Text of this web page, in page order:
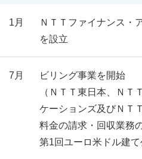
1月
ＮＴＴファイナンス・
を設立
7月
ビリング事業を開始
（ＮＴＴ東日本、ＮＴ
ケーションズ及びＮＴ
料金の請求・回収業務
第1回ユーロ米ドル建